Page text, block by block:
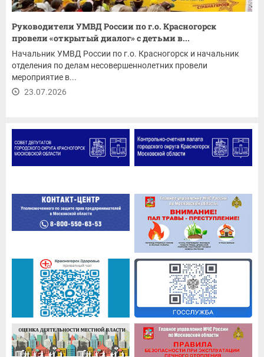
Руководители УМВД России по г.о. Красногорск
провели «открытый диалог» с детьми в...
Начальник УМВД России по г.о. Красногорск и начальник
отделения по делам несовершеннолетних провели
мероприятие в...
23.07.2026